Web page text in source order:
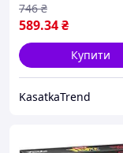
589.34₴
746 ₴
Купити
KasatkaTrend